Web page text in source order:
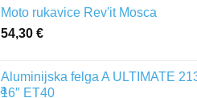
Moto rukavice Rev'it Mosca
54,30 €
Aluminijska felga A ULTIMATE
16″ ET40